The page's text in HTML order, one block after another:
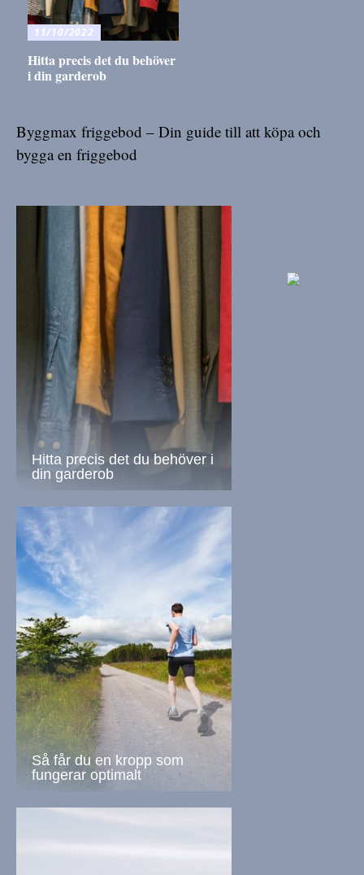
11/10/2022
Hitta precis det du behöver
i din garderob
Byggmax friggebod – Din guide till att köpa och
bygga en friggebod
Hitta precis det du behöver i
din garderob
Så får du en kropp som
fungerar optimalt